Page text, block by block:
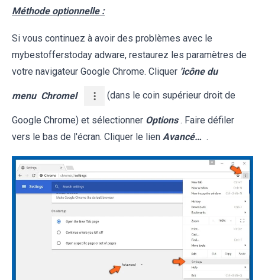
Méthode optionnelle :
Si vous continuez à avoir des problèmes avec le
mybestofferstoday adware, restaurez les paramètres de
votre navigateur Google Chrome. Cliquer 'icône du
menu Chromel (dans le coin supérieur droit de
Google Chrome) et sélectionner Options . Faire défiler
vers le bas de l'écran. Cliquer le lien Avancé… .